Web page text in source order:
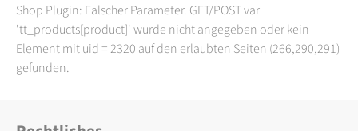
Shop Plugin: Falscher Parameter. GET/POST var
'tt_products[product]' wurde nicht angegeben oder kein
Element mit uid = 2320 auf den erlaubten Seiten (266,290,291)
gefunden.